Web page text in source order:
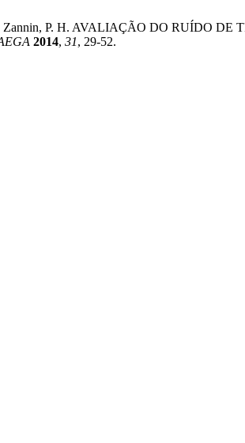
Zannin, P. H. AVALIAÇÃO DO RUÍDO
2014, 31, 29-52.